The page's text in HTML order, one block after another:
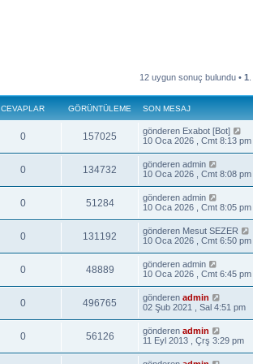
12 uygun sonuç bulundu • 1
CEVAPLAR GÖRÜNTÜLEME SON MESAJ
0 157025 gönderen Exabot [Bot]
10 Oca 2026 , Cmt 8:13 pm
0 134732 gönderen admin
10 Oca 2026 , Cmt 8:08 pm
0 51284 gönderen admin
10 Oca 2026 , Cmt 8:05 pm
0 131192 gönderen Mesut SEZER
10 Oca 2026 , Cmt 6:50 pm
0 48889 gönderen admin
10 Oca 2026 , Cmt 6:45 pm
0 496765 gönderen admin
02 Şub 2021 , Sal 4:51 pm
0 56126 gönderen admin
11 Eyl 2013 , Çrş 3:29 pm